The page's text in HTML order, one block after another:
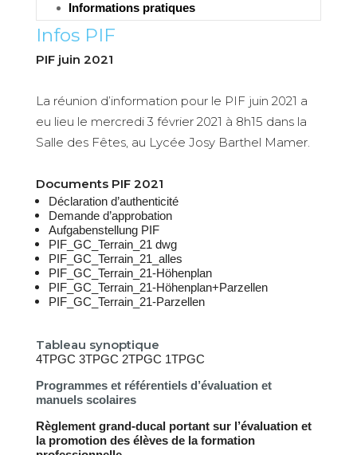
Informations pratiques
Infos PIF
PIF juin 2021
La réunion d’information pour le PIF juin 2021 a
eu lieu le mercredi 3 février 2021 à 8h15 dans la
Salle des Fêtes, au Lycée Josy Barthel Mamer.
Documents PIF 2021
Déclaration d’authenticité
Demande d’approbation
Aufgabenstellung PIF
PIF_GC_Terrain_21 dwg
PIF_GC_Terrain_21_alles
PIF_GC_Terrain_21-Höhenplan
PIF_GC_Terrain_21-Höhenplan+Parzellen
PIF_GC_Terrain_21-Parzellen
Tableau synoptique
4TPGC 3TPGC 2TPGC 1TPGC
Programmes et référentiels d’évaluation et
manuels scolaires
Règlement grand-ducal portant sur l’évaluation et
la promotion des élèves de la formation